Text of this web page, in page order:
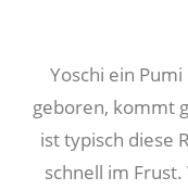
Yoschi ein
geboren, kommt
ist typisch diese
schnell im